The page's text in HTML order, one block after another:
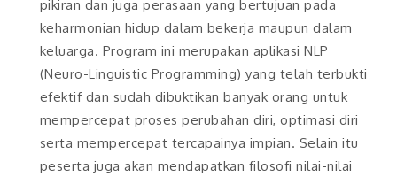
pikiran dan juga perasaan yang bertujuan pada
keharmonian hidup dalam bekerja maupun dalam
keluarga. Program ini merupakan aplikasi NLP
(Neuro-Linguistic Programming) yang telah terbukti
efektif dan sudah dibuktikan banyak orang untuk
mempercepat proses perubahan diri, optimasi diri
serta mempercepat tercapainya impian. Selain itu
peserta juga akan mendapatkan filosofi nilai-nilai